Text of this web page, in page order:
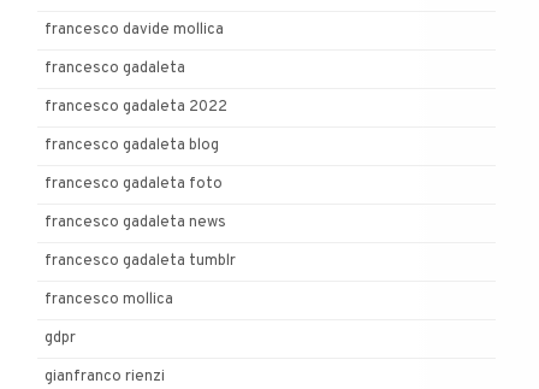
francesco davide mollica
francesco gadaleta
francesco gadaleta 2022
francesco gadaleta blog
francesco gadaleta foto
francesco gadaleta news
francesco gadaleta tumblr
francesco mollica
gdpr
gianfranco rienzi